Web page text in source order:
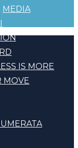
MEDIA
IS MORE
MOVE